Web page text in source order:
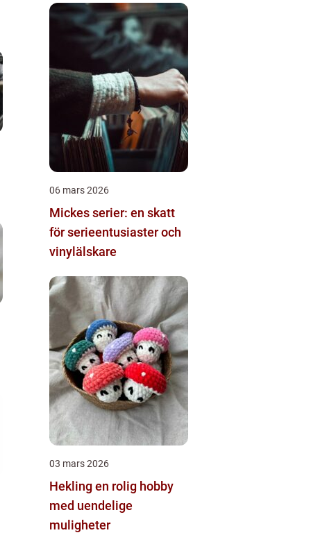
06 mars 2026
Mickes serier: en skatt
för serieentusiaster och
vinylälskare
03 mars 2026
Hekling en rolig hobby
med uendelige
muligheter